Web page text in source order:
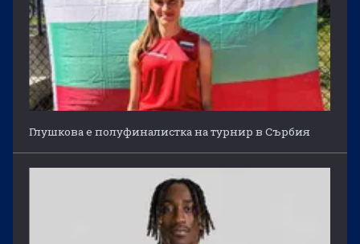
Глушкова е полуфиналистка на турнир в Сърбия